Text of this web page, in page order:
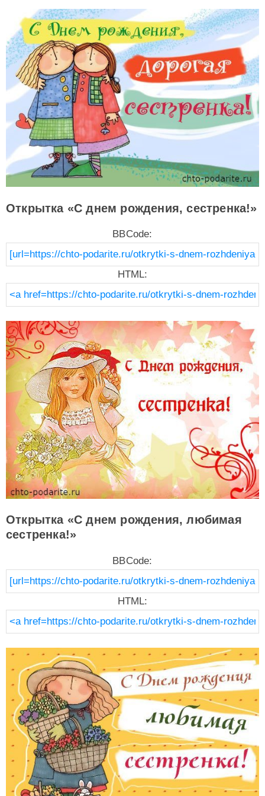
Открытка «С днем рождения, сестренка!»
BBCode:
HTML:
Открытка «С днем рождения, любимая
сестренка!»
BBCode:
HTML: